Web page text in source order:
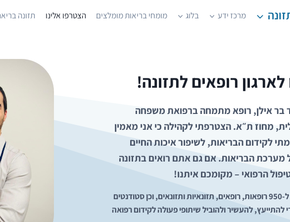
מרכז ידע בלוג מומחי בריאות מומלצים הצטרפו אלינו תזונה
רופאים לתזונה!
בר אילן, רופא מתמחה ברפואת משפחה
מחוז ת״א. הצטרפתי לקהילה כי אני מאמין
לקידום הבריאות, לשיפור איכות החיים
הבריאות. אם גם אתם רואים בתזונה
הרפואי – מקומכם איתנו!
הקהילה שלנו מונה מעל ל-950 רופאות, רופאים, תזונאיות ותזונאים, וכן סטודנטים
להתייעץ, להעשיר ולהוביל שיתופי פעולה לקידום רפואה